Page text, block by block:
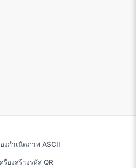
องกำเนิดภาพ ASCII
รื่องสร้างรหัส QR